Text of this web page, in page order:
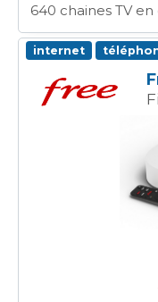
640 chaines TV
internet